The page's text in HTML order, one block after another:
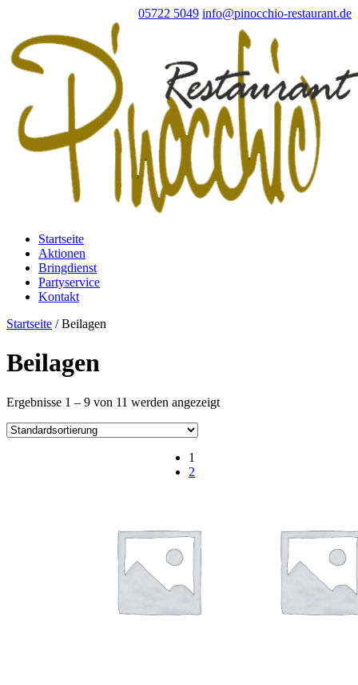
05722 5049 info@pinocchio-restaurant.de
Startseite
Aktionen
Bringdienst
Partyservice
Kontakt
Startseite / Beilagen
Beilagen
Ergebnisse 1 – 9 von 11 werden angezeigt
1
2